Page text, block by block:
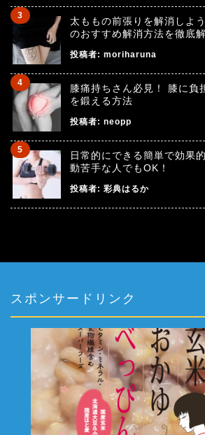
太ももの前張りを解消しよ
のおすすめ解消方法を徹底
投稿者: moriharuna
膝痛持ちさん必見！ 膝に負
を鍛える方法
投稿者: neopp
日常的にできる簡単で効果
動苦手な人でもOK！
投稿者: 彩典はるか
スポンサードリンク